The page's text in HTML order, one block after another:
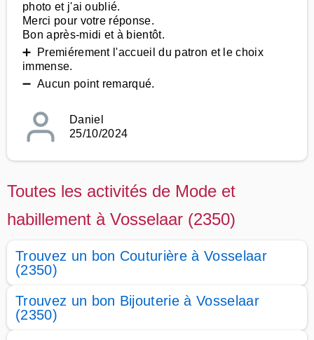
photo et j'ai oublié.
Merci pour votre réponse.
Bon après-midi et à bientôt.
➕ Premiérement l'accueil du patron et le choix
immense.
➖ Aucun point remarqué.
Daniel
25/10/2024
Toutes les activités de Mode et
habillement à Vosselaar (2350)
Trouvez un bon Couturière à Vosselaar
(2350)
Trouvez un bon Bijouterie à Vosselaar
(2350)